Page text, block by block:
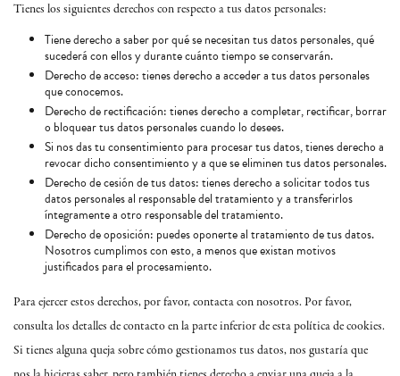
Tienes los siguientes derechos con respecto a tus datos personales:
Tiene derecho a saber por qué se necesitan tus datos personales, qué
sucederá con ellos y durante cuánto tiempo se conservarán.
Derecho de acceso: tienes derecho a acceder a tus datos personales
que conocemos.
Derecho de rectificación: tienes derecho a completar, rectificar, borrar
o bloquear tus datos personales cuando lo desees.
Si nos das tu consentimiento para procesar tus datos, tienes derecho a
revocar dicho consentimiento y a que se eliminen tus datos personales.
Derecho de cesión de tus datos: tienes derecho a solicitar todos tus
datos personales al responsable del tratamiento y a transferirlos
íntegramente a otro responsable del tratamiento.
Derecho de oposición: puedes oponerte al tratamiento de tus datos.
Nosotros cumplimos con esto, a menos que existan motivos
justificados para el procesamiento.
Para ejercer estos derechos, por favor, contacta con nosotros. Por favor,
consulta los detalles de contacto en la parte inferior de esta política de cookies.
Si tienes alguna queja sobre cómo gestionamos tus datos, nos gustaría que